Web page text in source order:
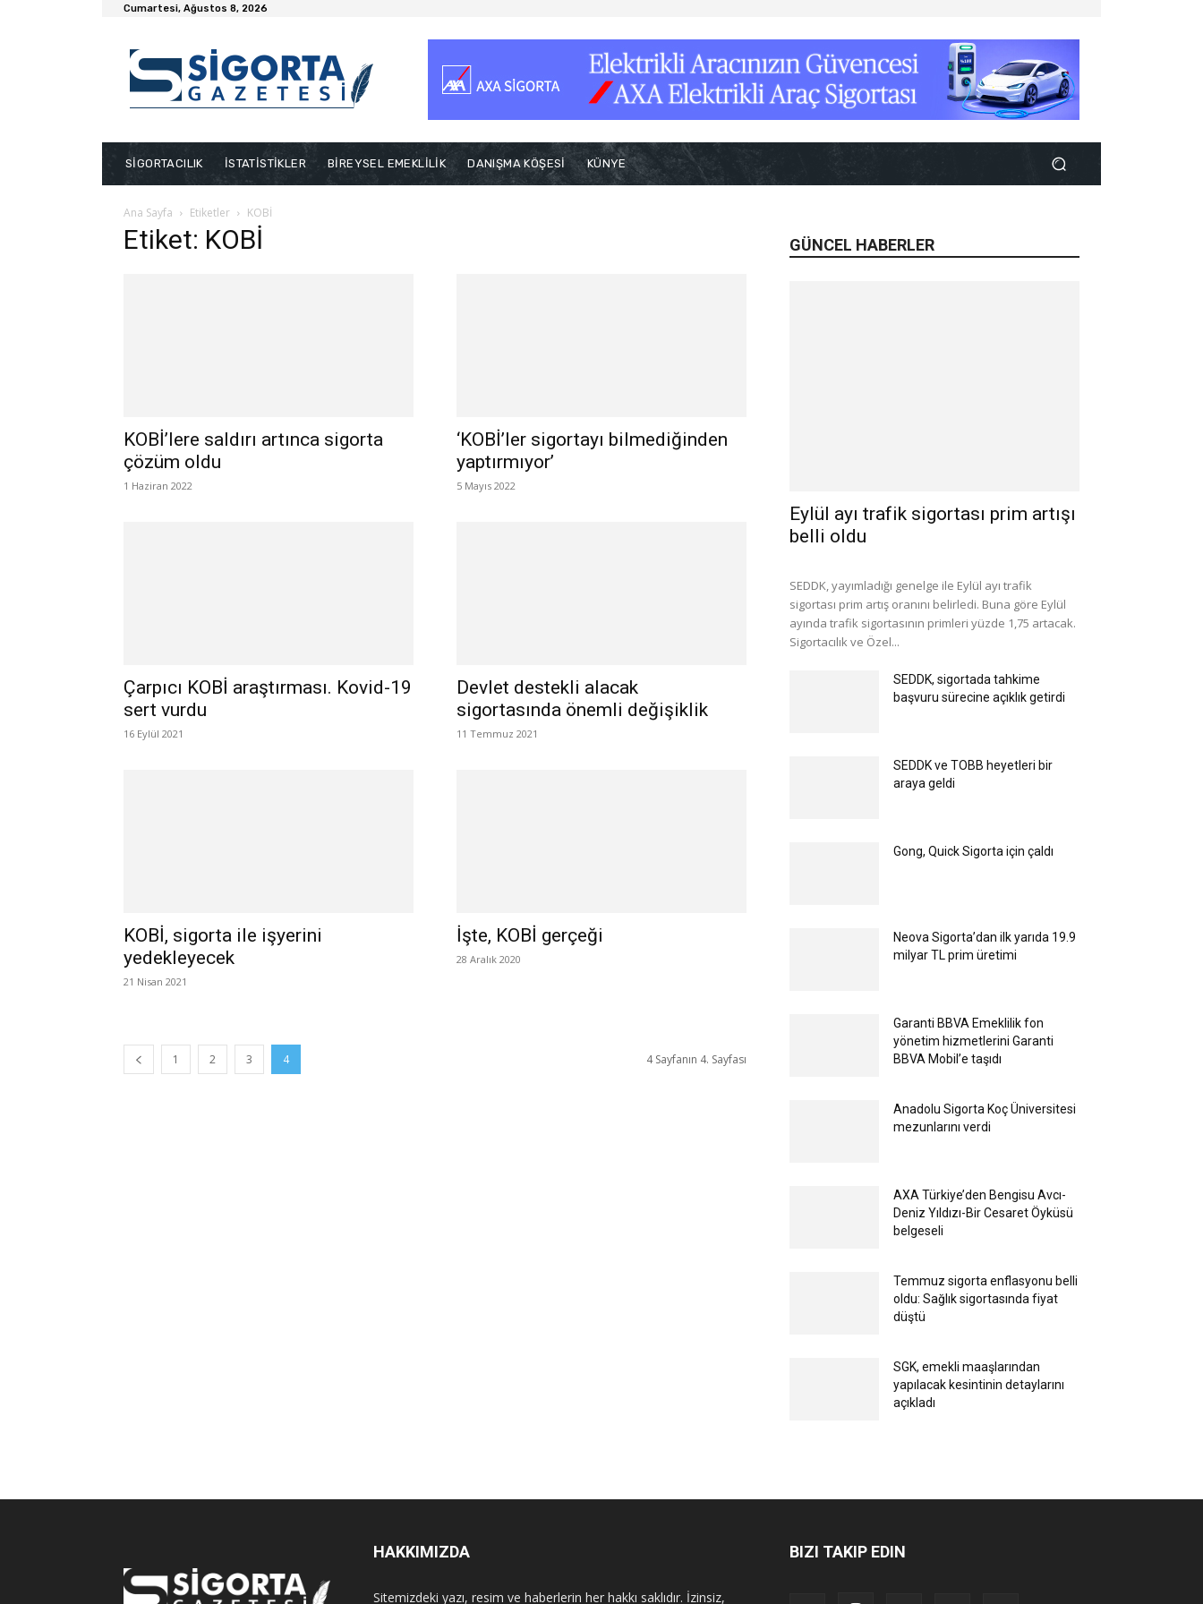
Cumartesi, Ağustos 8, 2026
SİGORTACILIK İSTATİSTİKLER BİREYSEL EMEKLİLİK DANIŞMA KÖŞESİ KÜNYE
Ana Sayfa Etiketler KOBİ
Etiket: KOBİ
KOBİ’lere saldırı artınca sigorta
çözüm oldu
1 Haziran 2022
‘KOBİ’ler sigortayı bilmediğinden
yaptırmıyor’
5 Mayıs 2022
Çarpıcı KOBİ araştırması. Kovid-19
sert vurdu
16 Eylül 2021
Devlet destekli alacak
sigortasında önemli değişiklik
11 Temmuz 2021
KOBİ, sigorta ile işyerini
yedekleyecek
21 Nisan 2021
İşte, KOBİ gerçeği
28 Aralık 2020
1 2 3 4 4 Sayfanın 4. Sayfası
GÜNCEL HABERLER
Eylül ayı trafik sigortası prim artışı
belli oldu
SEDDK, yayımladığı genelge ile Eylül ayı trafik
sigortası prim artış oranını belirledi. Buna göre Eylül
ayında trafik sigortasının primleri yüzde 1,75 artacak.
Sigortacılık ve Özel...
SEDDK, sigortada tahkime
başvuru sürecine açıklık getirdi
SEDDK ve TOBB heyetleri bir
araya geldi
Gong, Quick Sigorta için çaldı
Neova Sigorta’dan ilk yarıda 19.9
milyar TL prim üretimi
Garanti BBVA Emeklilik fon
yönetim hizmetlerini Garanti
BBVA Mobil’e taşıdı
Anadolu Sigorta Koç Üniversitesi
mezunlarını verdi
AXA Türkiye’den Bengisu Avcı-
Deniz Yıldızı-Bir Cesaret Öyküsü
belgeseli
Temmuz sigorta enflasyonu belli
oldu: Sağlık sigortasında fiyat
düştü
SGK, emekli maaşlarından
yapılacak kesintinin detaylarını
açıkladı
HAKKIMIZDA
Sitemizdeki yazı, resim ve haberlerin her hakkı saklıdır. İzinsiz,
BIZI TAKIP EDIN